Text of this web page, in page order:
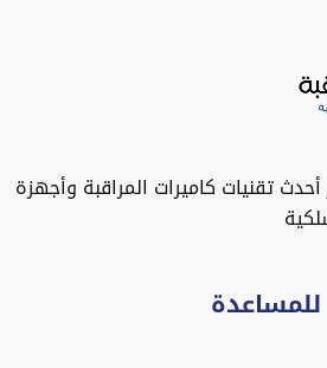
تقنيات كاميرات المراقبة وأجهزة
للمساعدة